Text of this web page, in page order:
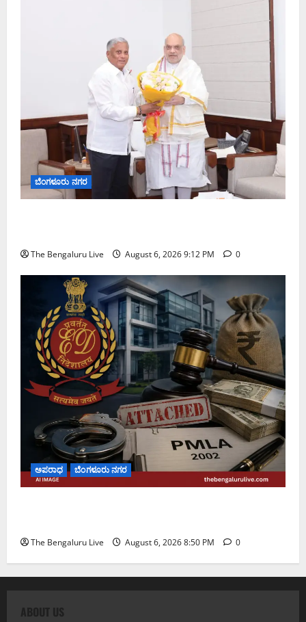
ಬೆಂಗಳೂರು ನಗರ
The Bengaluru Live August 6, 2026 9:12 PM 0
ಅಪರಾಧ ಬೆಂಗಳೂರು ನಗರ
The Bengaluru Live August 6, 2026 8:50 PM 0
ABOUT US